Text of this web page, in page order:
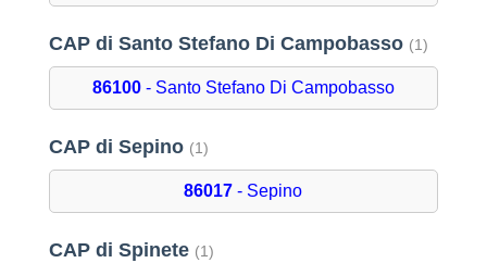
CAP di Santo Stefano Di Campobasso (1)
86100- Santo Stefano Di Campobasso
CAP di Sepino (1)
86017 - Sepino
CAP di Spinete (1)